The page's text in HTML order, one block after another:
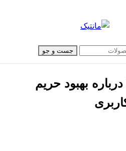
جست و جو
درباره بهبود حریم